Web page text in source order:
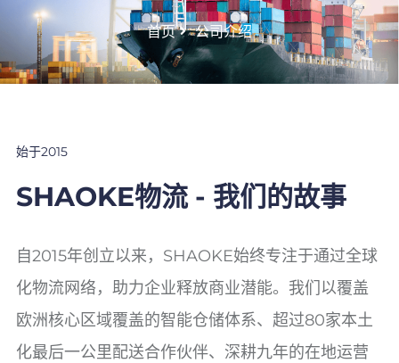
首页 公司介绍
始于2015
SHAOKE物流 - 我们的故事
自2015年创立以来，SHAOKE始终专注于通过全球
化物流网络，助力企业释放商业潜能。我们以覆盖
欧洲核心区域覆盖的智能仓储体系、超过80家本土
化最后一公里配送合作伙伴、深耕九年的在地运营